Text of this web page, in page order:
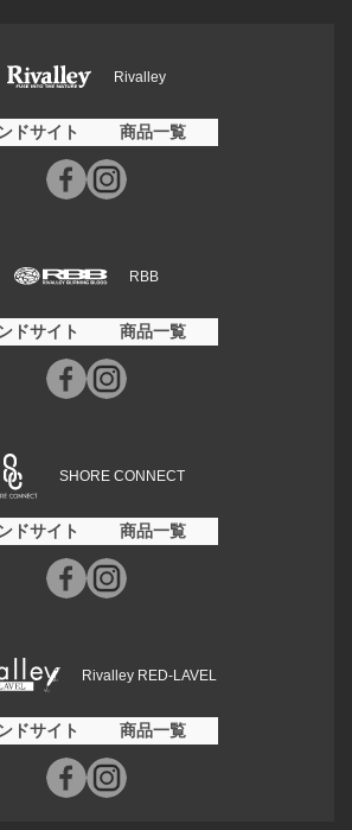
Rivalley
ドサイト 商品一覧
RBB
ドサイト 商品一覧
SHORE CONNECT
ドサイト 商品一覧
Rivalley RED-LAVEL
ドサイト 商品一覧